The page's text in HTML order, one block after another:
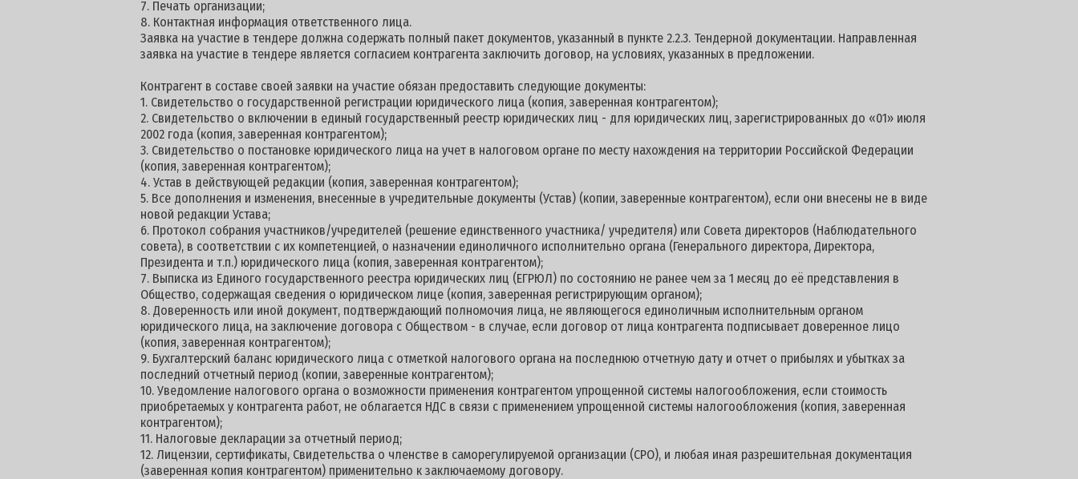
7. Печать организации;
8. Контактная информация ответственного лица.
Заявка на участие в тендере должна содержать полный пакет документов, указанный в пункте 2.2.3. Тендерной документации. Направленная
заявка на участие в тендере является согласием контрагента заключить договор, на условиях, указанных в предложении.
Контрагент в составе своей заявки на участие обязан предоставить следующие документы:
1. Свидетельство о государственной регистрации юридического лица (копия, заверенная контрагентом);
2. Свидетельство о включении в единый государственный реестр юридических лиц - для юридических лиц, зарегистрированных до «01» июля
2002 года (копия, заверенная контрагентом);
3. Свидетельство о постановке юридического лица на учет в налоговом органе по месту нахождения на территории Российской Федерации
(копия, заверенная контрагентом);
4. Устав в действующей редакции (копия, заверенная контрагентом);
5. Все дополнения и изменения, внесенные в учредительные документы (Устав) (копии, заверенные контрагентом), если они внесены не в виде
новой редакции Устава;
6. Протокол собрания участников/учредителей (решение единственного участника/ учредителя) или Совета директоров (Наблюдательного
совета), в соответствии с их компетенцией, о назначении единоличного исполнительно органа (Генерального директора, Директора,
Президента и т.п.) юридического лица (копия, заверенная контрагентом);
7. Выписка из Единого государственного реестра юридических лиц (ЕГРЮЛ) по состоянию не ранее чем за 1 месяц до её представления в
Общество, содержащая сведения о юридическом лице (копия, заверенная регистрирующим органом);
8. Доверенность или иной документ, подтверждающий полномочия лица, не являющегося единоличным исполнительным органом
юридического лица, на заключение договора с Обществом - в случае, если договор от лица контрагента подписывает доверенное лицо
(копия, заверенная контрагентом);
9. Бухгалтерский баланс юридического лица с отметкой налогового органа на последнюю отчетную дату и отчет о прибылях и убытках за
последний отчетный период (копии, заверенные контрагентом);
10. Уведомление налогового органа о возможности применения контрагентом упрощенной системы налогообложения, если стоимость
приобретаемых у контрагента работ, не облагается НДС в связи с применением упрощенной системы налогообложения (копия, заверенная
контрагентом);
11. Налоговые декларации за отчетный период;
12. Лицензии, сертификаты, Свидетельства о членстве в саморегулируемой организации (СРО), и любая иная разрешительная документация
(заверенная копия контрагентом) применительно к заключаемому договору.